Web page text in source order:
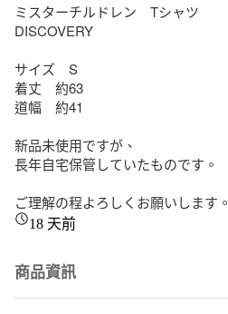
ミスターチルドレン　Tシャツ
DISCOVERY
サイズ　S
着丈　約63
道幅　約41
新品未使用ですが、
長年自宅保管していたものです。
ご理解の程よろしくお願いします。
18 天前
商品資訊